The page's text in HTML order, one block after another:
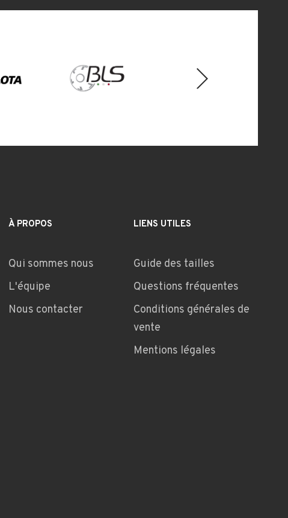
À PROPOS
Qui sommes nous
L'équipe
Nous contacter
LIENS UTILES
Guide des tailles
Questions fréquentes
Conditions générales de
vente
Mentions légales